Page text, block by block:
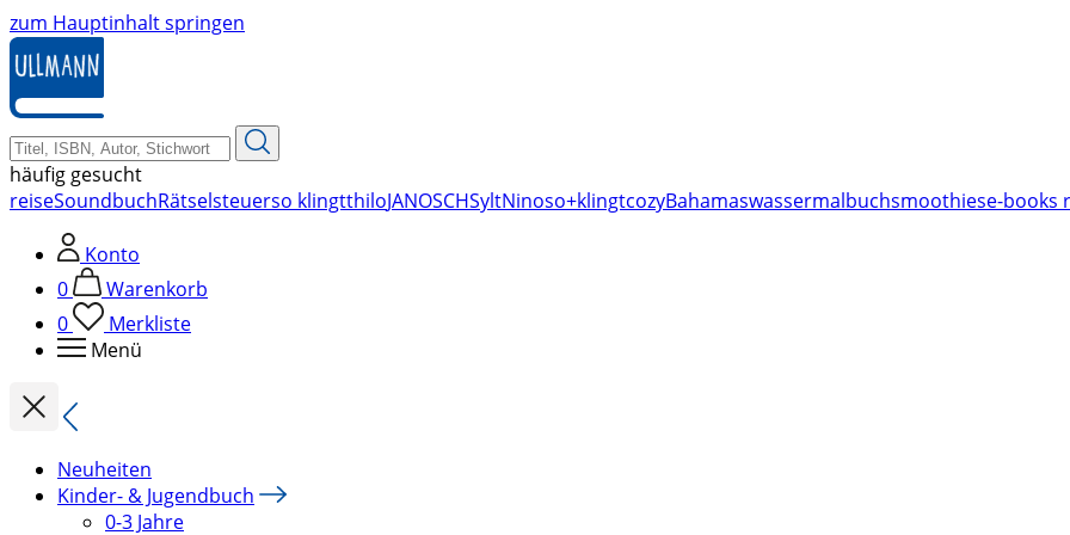
zum Hauptinhalt springen
häufig gesucht
reiseSoundbuchRätselsteuerso klingtthiloJANOSCHSyltNinoso+klingtcozyBahamaswassermalbuchsmoothiese-books
Konto
0
Warenkorb
0
Merkliste
Menü
Neuheiten
Kinder- & Jugendbuch
0-3 Jahre